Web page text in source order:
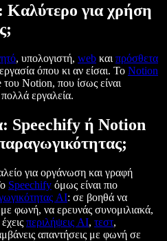
για χρήση
, υπολογιστή, web και πρόσθετα
όπου κι αν είσαι. Το Notion
του Notion, που ίσως είναι
πολλά εργαλεία.
Speechify ή Notion
για οργάνωση και γραφή
Speechify όμως είναι πιο
AI: σε βοηθά να
φωνή, να ερευνάς συνομιλιακά,
περιλήψεις AI, τεστ,
απαντήσεις με φωνή σε